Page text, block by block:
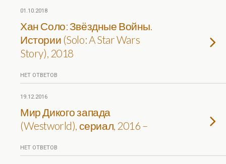
01.10.2018
Хан Соло: Звёздные Войны.
Истории (Solo: A Star Wars
Story), 2018
НЕТ ОТВЕТОВ
19.12.2016
Мир Дикого запада
(Westworld), сериал, 2016 –
НЕТ ОТВЕТОВ